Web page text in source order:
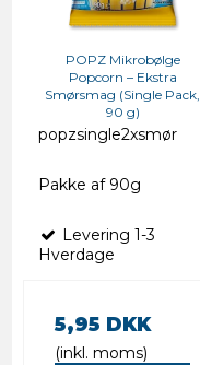
POPZ Mikrobølge
Popcorn – Ekstra
Smørsmag (Single Pack,
90 g)
popzsingle2xsmør
Pakke af 90g
Levering 1-3
Hverdage
5,95 DKK
(inkl. moms)